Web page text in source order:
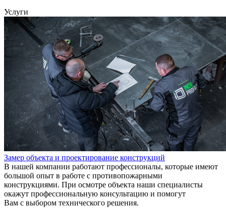
Услуги
Замер объекта и проектирование конструкций
В нашей компании работают профессионалы, которые имеют
большой опыт в работе с противопожарными
конструкциями. При осмотре объекта наши специалисты
окажут профессиональную консультацию и помогут
Вам с выбором технического решения.